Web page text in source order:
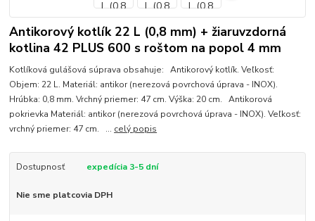
Antikorový kotlík 22 L (0,8 mm) + žiaruvzdorná
kotlina 42 PLUS 600 s roštom na popol 4 mm
Kotlíková gulášová súprava obsahuje: Antikorový kotlík. Veľkosť:
Objem: 22 L. Materiál: antikor (nerezová povrchová úprava - INOX).
Hrúbka: 0,8 mm. Vrchný priemer: 47 cm. Výška: 20 cm. Antikorová
pokrievka Materiál: antikor (nerezová povrchová úprava - INOX). Veľkosť:
vrchný priemer: 47 cm. ... celý popis
Dostupnosť expedícia 3-5 dní
Nie sme platcovia DPH